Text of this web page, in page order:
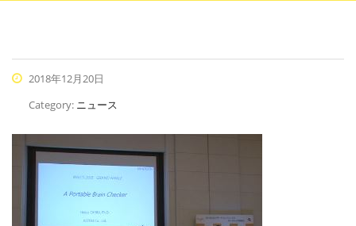
2018年12月20日
Category: ニュース